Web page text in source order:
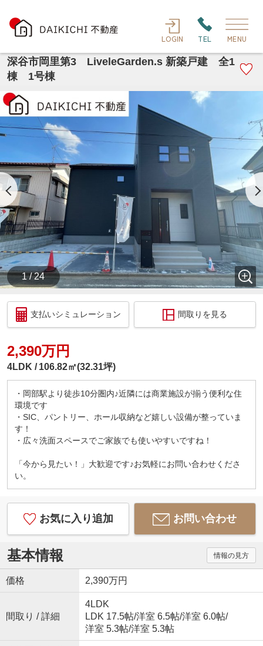
LOGIN TEL MENU
深谷市岡里第3 LiveleGarden.s 新築戸建 全1
棟 1号棟
1 / 24
支払いシミュレーション 間取りを見る
2,390万円
4LDK 106.82㎡(32.31坪)
・岡部駅より徒歩10分圏内♪近隣には商業施設が揃う便利な住
環境です
・SIC、パントリー、ホール収納など嬉しい設備が整っていま
す！
・広々洗面スペースでご家族でも使いやすいですね！
「今から見たい！」大歓迎です♪お気軽にお問い合わせくださ
い。
お気に入り追加 お問い合わせ
基本情報 情報の見方
価格 2,390万円
間取り / 詳細
4LDK
LDK 17.5帖/洋室 6.5帖/洋室 6.0帖/
洋室 5.3帖/洋室 5.3帖